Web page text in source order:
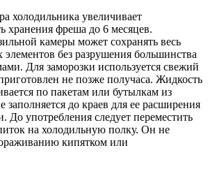
холодильника увеличивает
хранения фреша до 6 месяцев.
камеры может сохранять весь
элементов без разрушения большинства
Для заморозки используется свежий
не позже получаса. Жидкость
по пакетам или бутылкам из
заполняется до краев для ее расширения
До употребления следует переместить
на холодильную полку. Он не
кипятком или